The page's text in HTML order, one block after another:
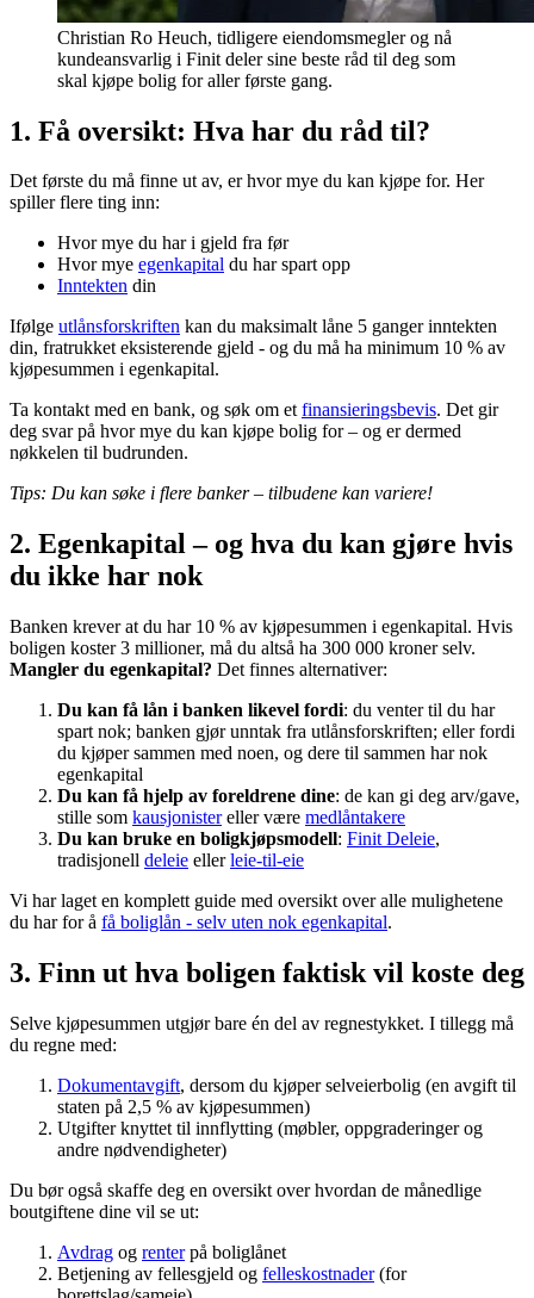
Christian Ro Heuch, tidligere eiendomsmegler og nå
kundeansvarlig i Finit deler sine beste råd til deg som
skal kjøpe bolig for aller første gang.
1. Få oversikt: Hva har du råd til?
Det første du må finne ut av, er hvor mye du kan kjøpe for. Her
spiller flere ting inn:
Hvor mye du har i gjeld fra før
Hvor mye egenkapital du har spart opp
Inntekten din
Ifølge utlånsforskriften kan du maksimalt låne 5 ganger inntekten
din, fratrukket eksisterende gjeld - og du må ha minimum 10 % av
kjøpesummen i egenkapital.
Ta kontakt med en bank, og søk om etfinansieringsbevis. Det gir
deg svar på hvor mye du kan kjøpe bolig for – og er dermed
nøkkelen til budrunden.
Tips: Du kan søke i flere banker – tilbudene kan variere!
2. Egenkapital – og hva du kan gjøre hvis
du ikke har nok
Banken krever at du har 10 % av kjøpesummen i egenkapital. Hvis
boligen koster 3 millioner, må du altså ha 300 000 kroner selv.
Mangler du egenkapital? Det finnes alternativer:
Du kan få lån i banken likevel fordi: du venter til du har
spart nok; banken gjør unntak fra utlånsforskriften; eller fordi
du kjøper sammen med noen, og dere til sammen har nok
egenkapital
Du kan få hjelp av foreldrene dine: de kan gi deg arv/gave,
stille som kausjonistereller være medlåntakere
Du kan bruke en boligkjøpsmodell: Finit Deleie,
tradisjonell deleie ellerleie-til-eie
Vi har laget en komplett guide med oversikt over alle mulighetene
du har for å få boliglån - selv uten nok egenkapital.
3. Finn ut hva boligen faktisk vil koste deg
Selve kjøpesummen utgjør bare én del av regnestykket. I tillegg må
du regne med:
Dokumentavgift, dersom du kjøper selveierbolig (en avgift til
staten på 2,5 % av kjøpesummen)
Utgifter knyttet til innflytting (møbler, oppgraderinger og
andre nødvendigheter)
Du bør også skaffe deg en oversikt over hvordan de månedlige
boutgiftene dine vil se ut:
Avdrag og renterpå boliglånet
Betjening av fellesgjeld og felleskostnader(for